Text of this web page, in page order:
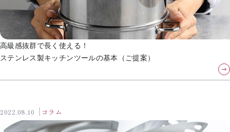
高級感抜群で長く使える！
ステンレス製キッチンツールの基本（ご提案）
2022.08.10 コラム